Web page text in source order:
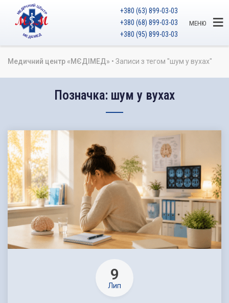
+380 (63) 899-03-03
+380 (68) 899-03-03
+380 (95) 899-03-03
МЕНЮ
Медичний центр «МЄДІМЕД» • Записи з тегом "шум у вухах"
Позначка: шум у вухах
9
Лип